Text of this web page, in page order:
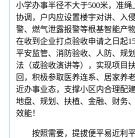
小学办事半径不大于500米，准绳
协调，户内应设置楼宇对讲、入
警、燃气泄露报警等根基智能产
在收到企业打点验收申请之日起
平安监管、消防验收、人防、规
法（或验收演讲等），实现项目
回，积极参取医养连系、居家养
近办事业态，支撑小区内合理配
地盘、规划、扶植、金融、财务
效能！
按照需要，提拔便平易近利平